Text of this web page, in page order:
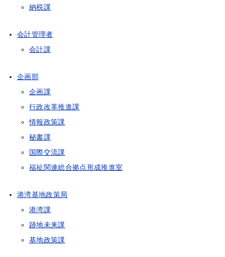
納税課
会計管理者
会計課
企画部
企画課
行政改革推進課
情報政策課
秘書課
国際交流課
福祉関連総合拠点形成推進室
港湾基地政策局
港湾課
跡地未来課
基地政策課